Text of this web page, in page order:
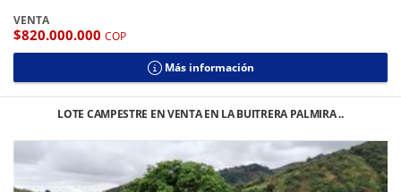
VENTA
$820.000.000 COP
Más información
LOTE CAMPESTRE EN VENTA EN LA BUITRERA PALMIRA ..